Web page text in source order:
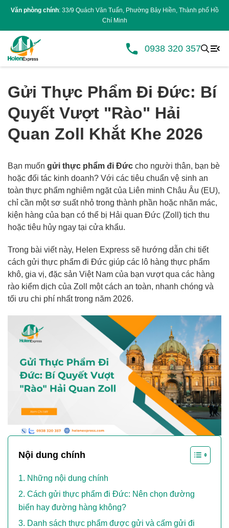
Văn phòng chính: 33/9 Quách Văn Tuấn, Phường Bảy Hiền, Thành phố Hồ
Chí Minh
0938 320 357
Gửi Thực Phẩm Đi Đức: Bí
Quyết Vượt "Rào" Hải
Quan Zoll Khắt Khe 2026
Bạn muốn gửi thực phẩm đi Đức cho người thân, bạn bè
hoặc đối tác kinh doanh? Với các tiêu chuẩn vệ sinh an
toàn thực phẩm nghiêm ngặt của Liên minh Châu Âu (EU),
chỉ cần một sơ suất nhỏ trong thành phần hoặc nhãn mác,
kiện hàng của bạn có thể bị Hải quan Đức (Zoll) tịch thu
hoặc tiêu hủy ngay tại cửa khẩu.
Trong bài viết này, Helen Express sẽ hướng dẫn chi tiết
cách gửi thực phẩm đi Đức giúp các lô hàng thực phẩm
khô, gia vị, đặc sản Việt Nam của bạn vượt qua các hàng
rào kiểm dịch của Zoll một cách an toàn, nhanh chóng và
tối ưu chi phí nhất trong năm 2026.
Nội dung chính
Những nội dung chính
Cách gửi thực phẩm đi Đức: Nên chọn đường
biển hay đường hàng không?
Danh sách thực phẩm được gửi và cấm gửi đi